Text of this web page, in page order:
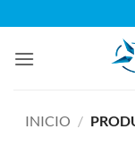
al
contenido
INICIO /